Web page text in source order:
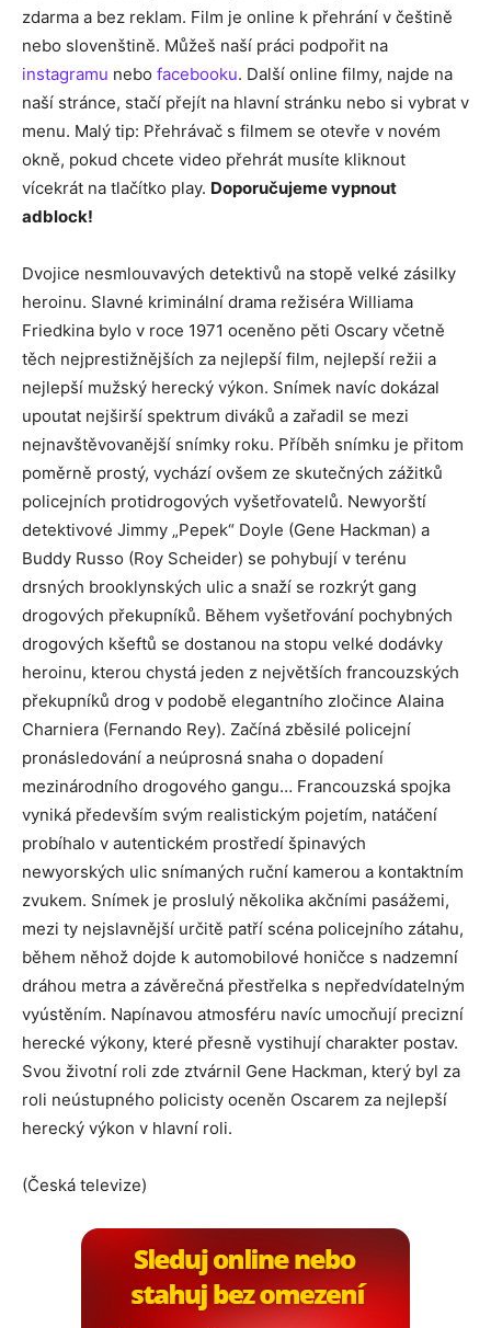
zdarma a bez reklam. Film je online k přehrání v češtině
nebo slovenštině. Můžeš naší práci podpořit na
instagramu nebo facebooku. Další online filmy, najde na
naší stránce, stačí přejít na hlavní stránku nebo si vybrat v
menu. Malý tip: Přehrávač s filmem se otevře v novém
okně, pokud chcete video přehrát musíte kliknout
vícekrát na tlačítko play. Doporučujeme vypnout
adblock!
Dvojice nesmlouvavých detektivů na stopě velké zásilky
heroinu. Slavné kriminální drama režiséra Williama
Friedkina bylo v roce 1971 oceněno pěti Oscary včetně
těch nejprestižnějších za nejlepší film, nejlepší režii a
nejlepší mužský herecký výkon. Snímek navíc dokázal
upoutat nejširší spektrum diváků a zařadil se mezi
nejnavštěvovanější snímky roku. Příběh snímku je přitom
poměrně prostý, vychází ovšem ze skutečných zážitků
policejních protidrogových vyšetřovatelů. Newyorští
detektivové Jimmy „Pepek“ Doyle (Gene Hackman) a
Buddy Russo (Roy Scheider) se pohybují v terénu
drsných brooklynských ulic a snaží se rozkrýt gang
drogových překupníků. Během vyšetřování pochybných
drogových kšeftů se dostanou na stopu velké dodávky
heroinu, kterou chystá jeden z největších francouzských
překupníků drog v podobě elegantního zločince Alaina
Charniera (Fernando Rey). Začíná zběsilé policejní
pronásledování a neúprosná snaha o dopadení
mezinárodního drogového gangu… Francouzská spojka
vyniká především svým realistickým pojetím, natáčení
probíhalo v autentickém prostředí špinavých
newyorských ulic snímaných ruční kamerou a kontaktním
zvukem. Snímek je proslulý několika akčními pasážemi,
mezi ty nejslavnější určitě patří scéna policejního zátahu,
během něhož dojde k automobilové honičce s nadzemní
dráhou metra a závěrečná přestřelka s nepředvídatelným
vyústěním. Napínavou atmosféru navíc umocňují precizní
herecké výkony, které přesně vystihují charakter postav.
Svou životní roli zde ztvárnil Gene Hackman, který byl za
roli neústupného policisty oceněn Oscarem za nejlepší
herecký výkon v hlavní roli.
(Česká televize)